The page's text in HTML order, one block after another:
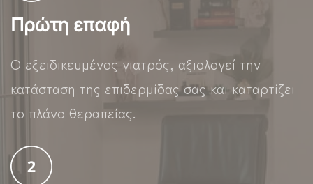
Πρώτη επαφή
Ο εξειδικευμένος γιατρός, αξιολογεί την
κατάσταση της επιδερμίδας σας και καταρτίζει
το πλάνο θεραπείας.